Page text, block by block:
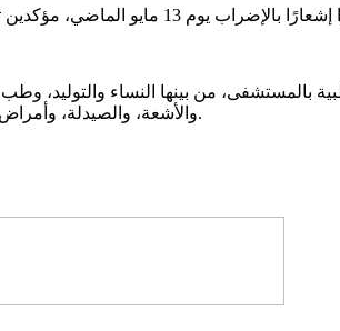
من بينها النساء والتوليد، وطب
والأشعة، والصيدلة، وأمراض الجهاز الهضمي والكبد، إضافة إلى طب الفم والأسنان.